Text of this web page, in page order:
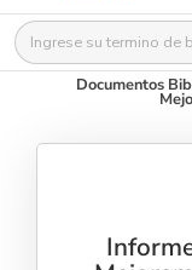
Buscar:
Documentos